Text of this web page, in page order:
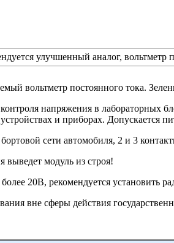
улучшенный аналог, вольтметр
вольтметр постоянного тока.
напряжения в лабораторных
и приборах. Допускается
сети автомобиля, 2 и 3
модуль из строя!
20В, рекомендуется установить
вне сферы действия